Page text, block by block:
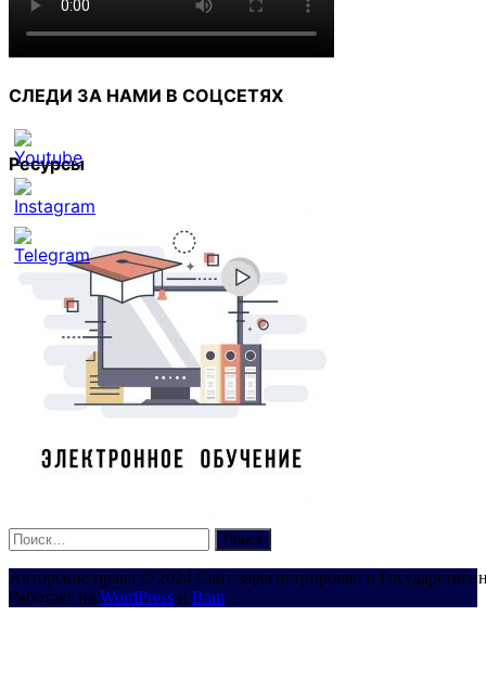
СЛЕДИ ЗА НАМИ В СОЦСЕТЯХ
Set
Youtube
Channel
Ресурсы
Найти:
Авторские права © 2024 Сайт зарегистрирован в
Работает на WordPress и Bam.